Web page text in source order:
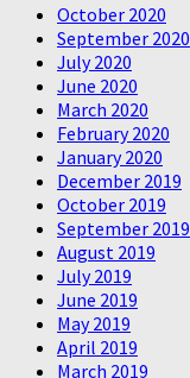
October 2020
September 2020
July 2020
June 2020
March 2020
February 2020
January 2020
December 2019
October 2019
September 2019
August 2019
July 2019
June 2019
May 2019
April 2019
March 2019